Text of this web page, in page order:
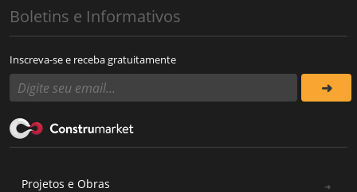
Boletins e Informativos
Inscreva-se e receba gratuitamente
Projetos e Obras